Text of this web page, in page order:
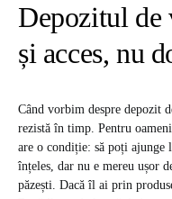
Depozitul de
și acces, nu
Când vorbim despre depozit
rezistă în timp. Pentru
are o condiție: să poți ajunge
înțeles, dar nu e mereu ușor
păzești. Dacă îl ai prin